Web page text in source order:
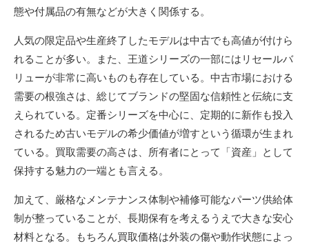
態や付属品の有無などが大きく関係する。
人気の限定品や生産終了したモデルは中古でも高値が付けら
れることが多い。また、王道シリーズの一部にはリセールバ
リューが非常に高いものも存在している。中古市場における
需要の根強さは、総じてブランドの堅固な信頼性と伝統に支
えられている。定番シリーズを中心に、定期的に新作も投入
されるため古いモデルの希少価値が増すという循環が生まれ
ている。買取需要の高さは、所有者にとって「資産」として
保持する魅力の一端とも言える。
加えて、厳格なメンテナンス体制や補修可能なパーツ供給体
制が整っていることが、長期保有を考えるうえで大きな安心
材料となる。もちろん買取価格は外装の傷や動作状態によっ